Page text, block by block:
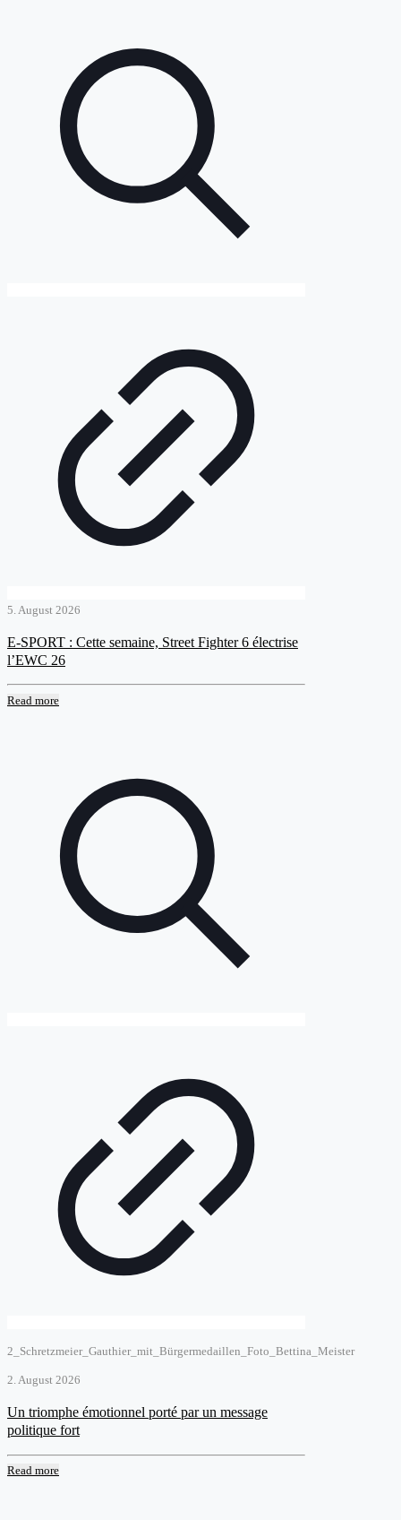
5. August 2026
E-SPORT : Cette semaine, Street Fighter 6 électrise
l’EWC 26
Read more
2_Schretzmeier_Gauthier_mit_Bürgermedaillen_Foto_Bettina_Meister
2. August 2026
Un triomphe émotionnel porté par un message
politique fort
Read more